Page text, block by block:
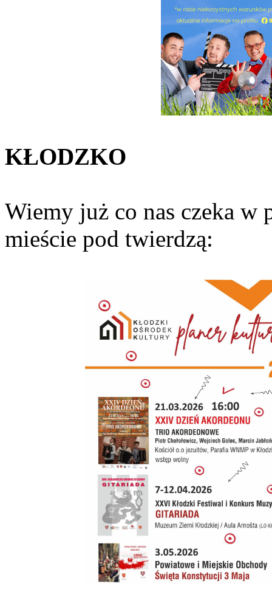
KŁODZKO
Wiemy już co nas czeka w
mieście pod twierdzą: